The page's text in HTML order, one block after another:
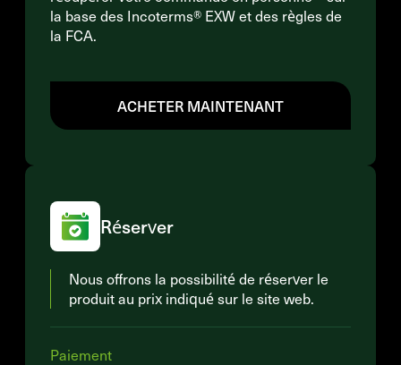
la base des Incoterms® EXW et des règles de
la FCA.
ACHETER MAINTENANT
Réserver
Nous offrons la possibilité de réserver le
produit au prix indiqué sur le site web.
Paiement